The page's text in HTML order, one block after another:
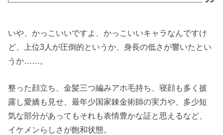
いや、かっこいいですよ、かっこいいキャラなんですけ
ど、上位3人が圧倒的というか、身長の低さが響いたとい
うか……。
整った顔立ち、金髪三つ編みアホ毛持ち、寝顔も多く披
露し愛嬌も見せ、最年少国家錬金術師の実力や、多少短
気な部分があってもそれも表情豊かな証と思えるなど、
イケメンらしさが飽和状態。